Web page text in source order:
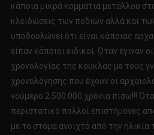
κάποια μικρά κομμάτια μετάλλου
κλειδώσεις των ποδιών αλλά και
υποδουλώνει ότι είναι κάποιας
είπαν κάποιοι ειδικοί. Όταν έγιναν
χρονολογίας της κούκλας με τους
χρονολόγησης που έχουν οι
νούμερο 2.500.000 χρόνια πίσω!!!
περιστατικό πολλοί επιστήμονες
με το στόμα ανοιχτό από την